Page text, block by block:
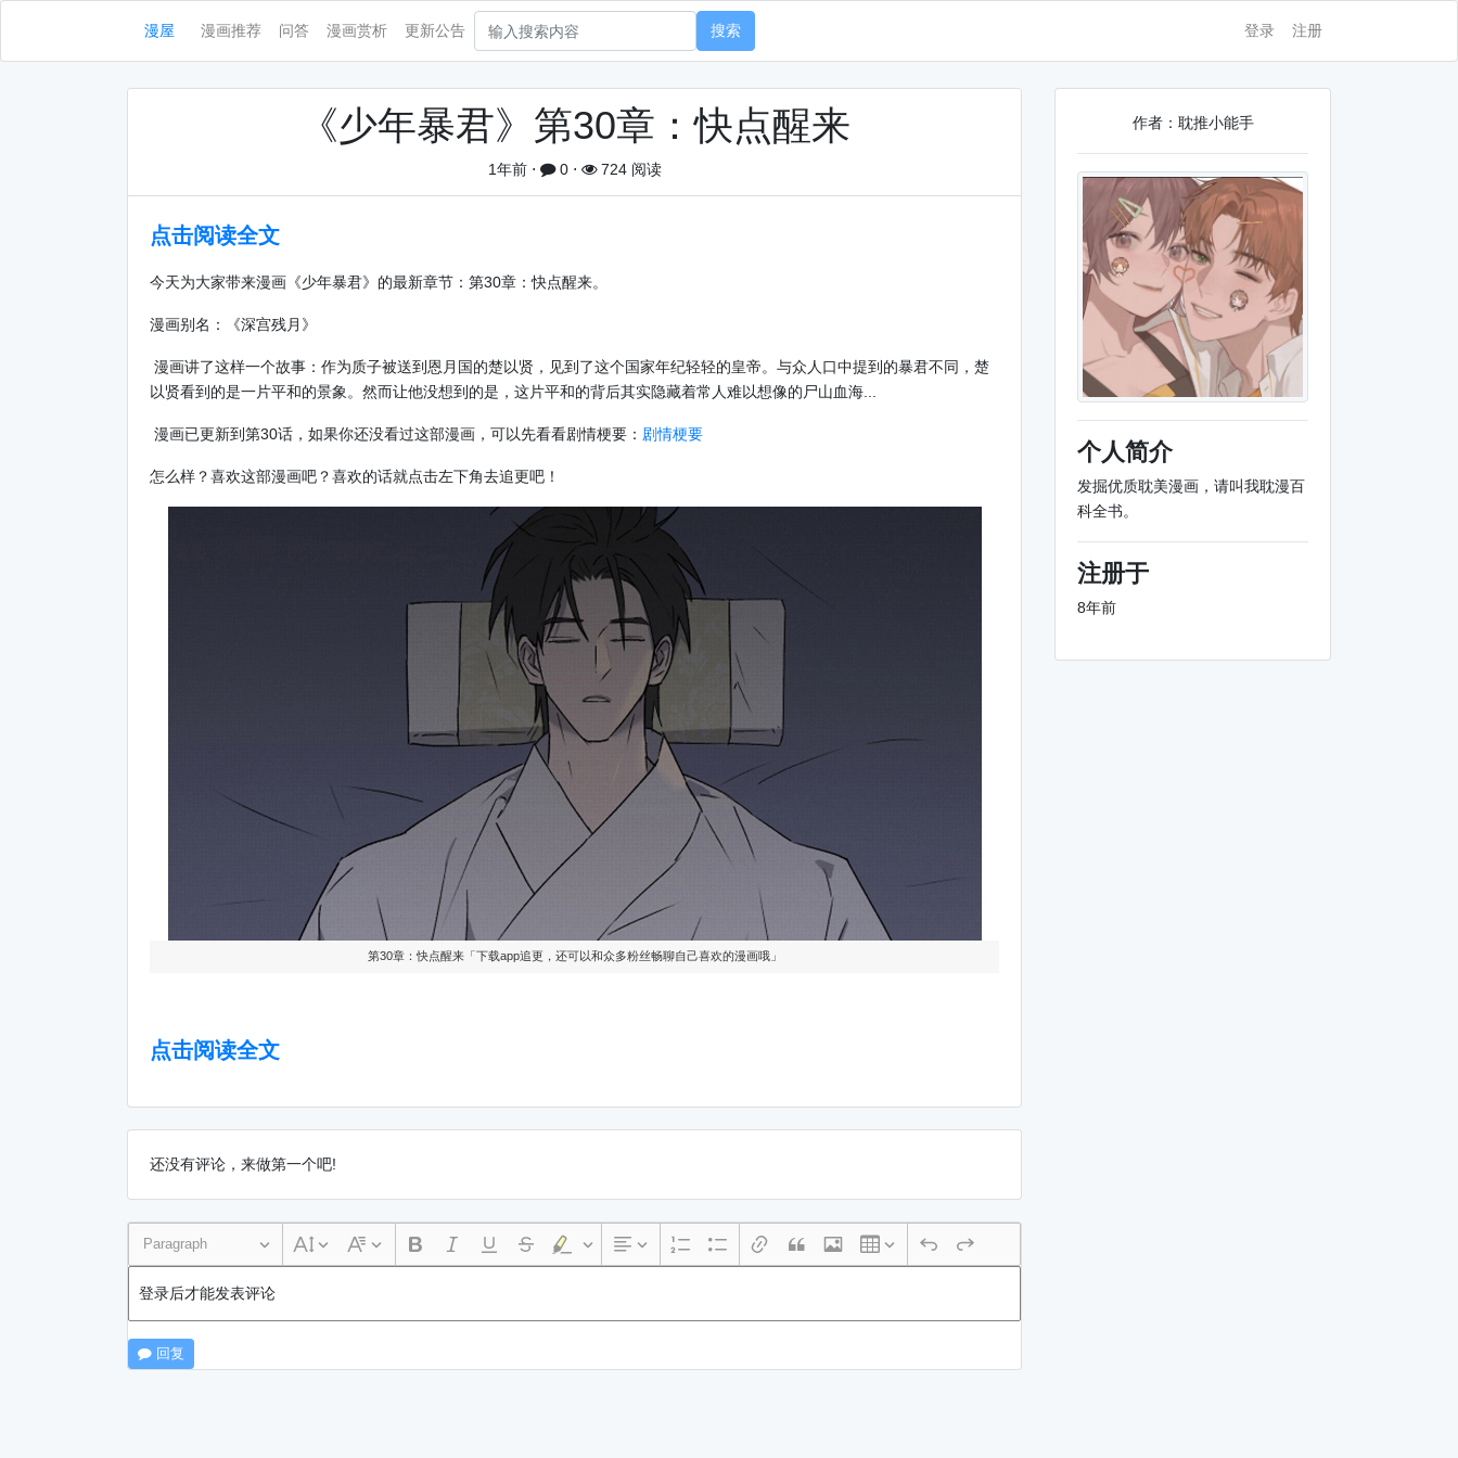
漫屋 漫画推荐 问答 漫画赏析 更新公告 搜索 登录 注册
《少年暴君》第30章：快点醒来
1年前⋅ 0⋅ 724 阅读
点击阅读全文
今天为大家带来漫画《少年暴君》的最新章节：第30章：快点醒来。
漫画别名：《深宫残月》
漫画讲了这样一个故事：作为质子被送到恩月国的楚以贤，见到了这个国家年纪轻轻的皇帝。与众人口中提到的暴君不同，楚
以贤看到的是一片平和的景象。然而让他没想到的是，这片平和的背后其实隐藏着常人难以想像的尸山血海...
漫画已更新到第30话，如果你还没看过这部漫画，可以先看看剧情梗要： 剧情梗要
怎么样？喜欢这部漫画吧？喜欢的话就点击左下角去追更吧！
第30章：快点醒来「下载app追更，还可以和众多粉丝畅聊自己喜欢的漫画哦」
点击阅读全文
还没有评论，来做第一个吧!
Paragraph
登录后才能发表评论
回复
作者：耽推小能手
个人简介
发掘优质耽美漫画，请叫我耽漫百
科全书。
注册于
8年前